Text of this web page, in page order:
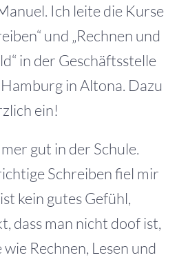
Ich leite die Kurse
und „Rechnen und
in der Geschäftsstelle
in Altona. Dazu
ein!
gut in der Schule.
Schreiben fiel mir
kein gutes Gefühl,
dass man nicht doof ist,
Rechnen, Lesen und